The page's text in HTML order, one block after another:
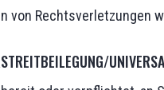
von Rechtsverletzungen